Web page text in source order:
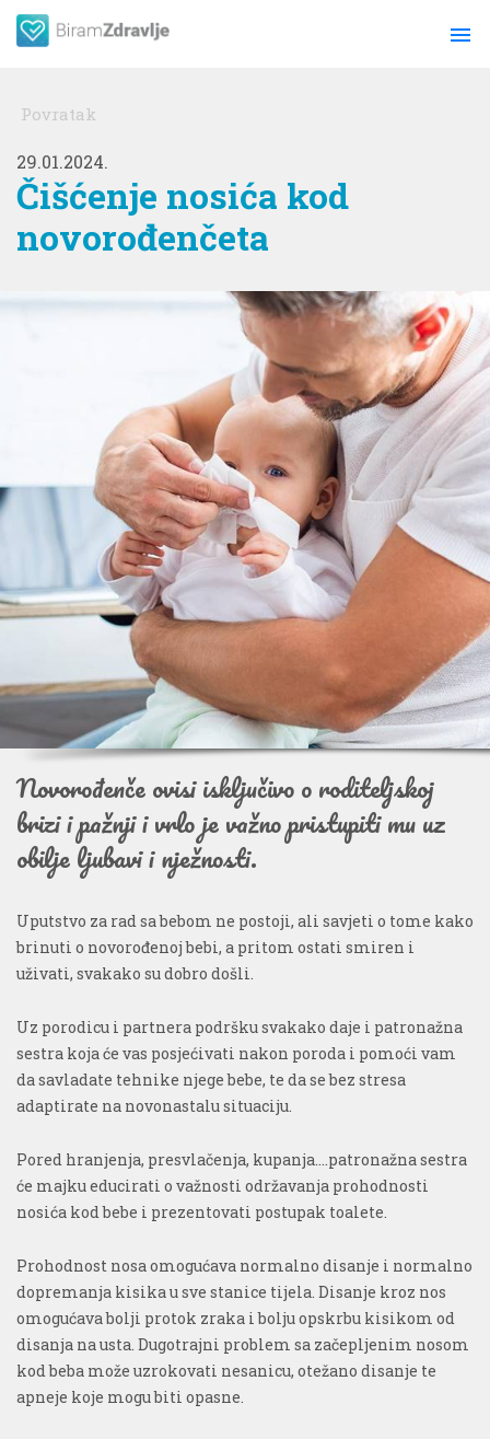
menu
Povratak
29.01.2024.
Čišćenje nosića kod
novorođenčeta
Novorođenče ovisi isključivo o roditeljskoj
brizi i pažnji i vrlo je važno pristupiti mu uz
obilje ljubavi i nježnosti.
Uputstvo za rad sa bebom ne postoji, ali savjeti o tome kako
brinuti o novorođenoj bebi, a pritom ostati smiren i
uživati, svakako su dobro došli.
Uz porodicu i partnera podršku svakako daje i patronažna
sestra koja će vas posjećivati nakon poroda i pomoći vam
da savladate tehnike njege bebe, te da se bez stresa
adaptirate na novonastalu situaciju.
Pored hranjenja, presvlačenja, kupanja....patronažna sestra
će majku educirati o važnosti održavanja prohodnosti
nosića kod bebe i prezentovati postupak toalete.
Prohodnost nosa omogućava normalno disanje i normalno
dopremanja kisika u sve stanice tijela. Disanje kroz nos
omogućava bolji protok zraka i bolju opskrbu kisikom od
disanja na usta. Dugotrajni problem sa začepljenim nosom
kod beba može uzrokovati nesanicu, otežano disanje te
apneje koje mogu biti opasne.